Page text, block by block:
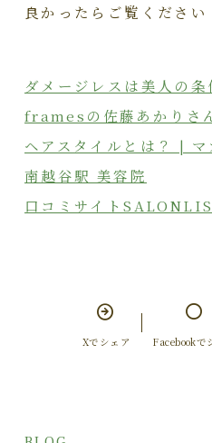
良かったらご覧ください
ダメージレスは美人の
framesの佐藤あかりさ
ヘアスタイルとは？ | マ
南越谷駅 美容院
口コミサイト
Xでシェア Facebookで